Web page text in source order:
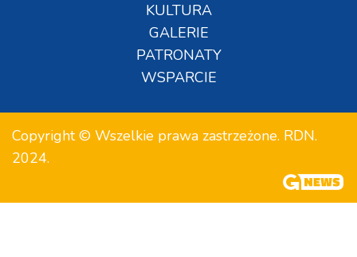
KULTURA
GALERIE
PATRONATY
WSPARCIE
Copyright © Wszelkie prawa zastrzeżone. RDN.
2024.